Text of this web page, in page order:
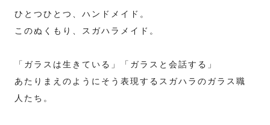
ひとつひとつ、ハンドメイド。
このぬくもり、スガハラメイド。
「ガラスは生きている」「ガラスと会話する」
あたりまえのようにそう表現するスガハラのガラス職
人たち。